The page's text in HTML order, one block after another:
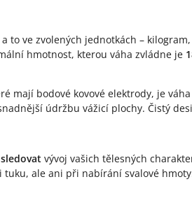
a to ve zvolených jednotkách –
hmotnost, kterou váha zvládne je
mají bodové kovové elektrody, je váha
údržbu vážicí plochy. Čistý
sledovat vývoj vašich tělesných
ale ani při nabírání svalové